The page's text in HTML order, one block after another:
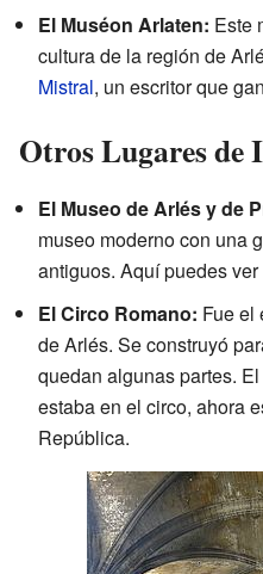
El Muséon Arlaten: Este
cultura de la región de
Mistral, un escritor que
Otros Lugares de
El Museo de Arlés y de
museo moderno con una
antiguos. Aquí puedes
El Circo Romano: Fue el
de Arlés. Se construyó
quedan algunas partes.
estaba en el circo, ahora
República.